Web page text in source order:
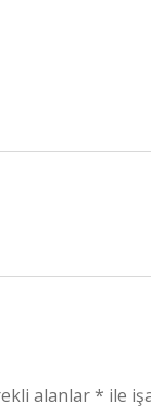
alanlar* ile